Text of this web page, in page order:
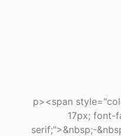
<p><span
17px; font-
serif;">&nbsp;-